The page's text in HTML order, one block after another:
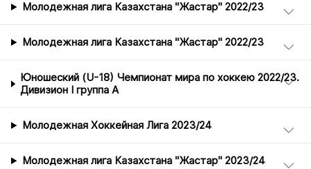
Молодежная лига Казахстана "Жастар" 2022/23
Молодежная лига Казахстана "Жастар" 2022/23
Юношеский (U-18) Чемпионат мира по хоккею 2022/23.
Дивизион I группа А
Молодежная Хоккейная Лига 2023/24
Молодежная лига Казахстана "Жастар" 2023/24